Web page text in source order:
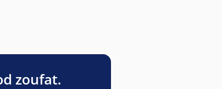
zoufat.